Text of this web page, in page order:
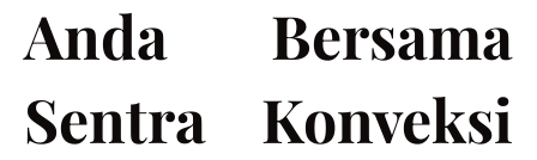
Anda Bersama
Sentra Konveksi